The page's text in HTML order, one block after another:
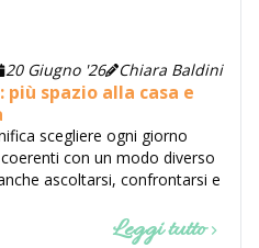
20 Giugno '26 Chiara Baldini
più spazio alla casa e
scegliere ogni giorno
con un modo diverso
ascoltarsi, confrontarsi e
Leggi tutto